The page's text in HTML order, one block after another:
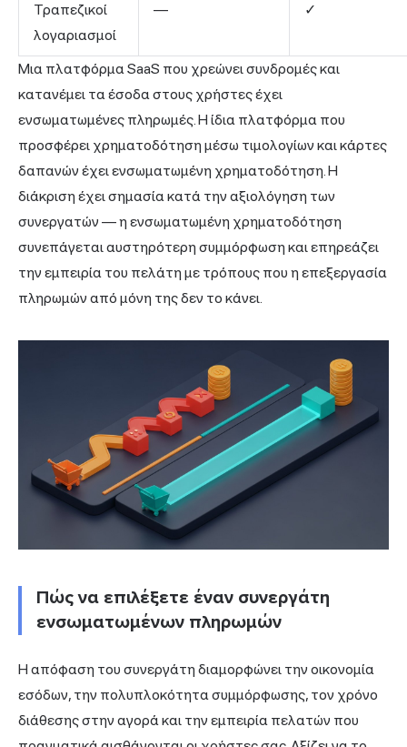
Τραπεζικοί
λογαριασμοί
— ✓
Μια πλατφόρμα SaaS που χρεώνει συνδρομές και
κατανέμει τα έσοδα στους χρήστες έχει
ενσωματωμένες πληρωμές. Η ίδια πλατφόρμα που
προσφέρει χρηματοδότηση μέσω τιμολογίων και κάρτες
δαπανών έχει ενσωματωμένη χρηματοδότηση. Η
διάκριση έχει σημασία κατά την αξιολόγηση των
συνεργατών — η ενσωματωμένη χρηματοδότηση
συνεπάγεται αυστηρότερη συμμόρφωση και επηρεάζει
την εμπειρία του πελάτη με τρόπους που η επεξεργασία
πληρωμών από μόνη της δεν το κάνει.
Πώς να επιλέξετε έναν συνεργάτη
ενσωματωμένων πληρωμών
Η απόφαση του συνεργάτη διαμορφώνει την οικονομία
εσόδων, την πολυπλοκότητα συμμόρφωσης, τον χρόνο
διάθεσης στην αγορά και την εμπειρία πελατών που